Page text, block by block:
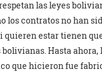
las leyes
los contratos no han
quieren estar tienen
Hasta ahora,
que hicieron fue